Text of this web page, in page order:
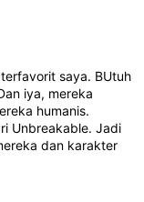
saya. BUtuh
iya, mereka
humanis.
Unbreakable. Jadi
dan karakter